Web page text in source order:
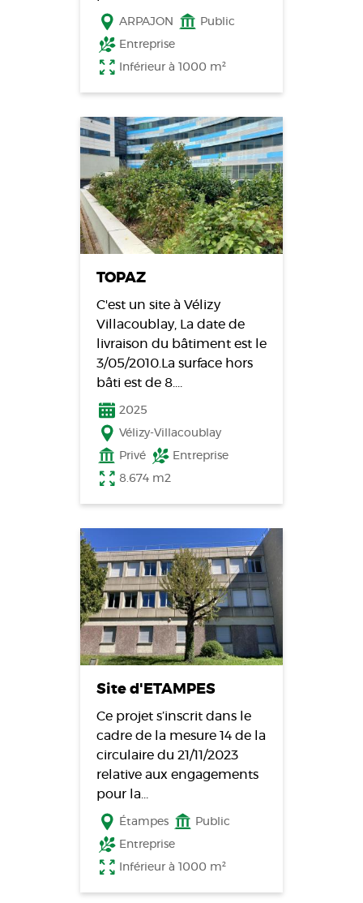
ARPAJON
Public
Entreprise
Inférieur à 1000 m²
TOPAZ
C'est un site à Vélizy
Villacoublay, La date de
livraison du bâtiment est le
3/05/2010.La surface hors
bâti est de 8.…
2025
Vélizy-Villacoublay
Privé
Entreprise
8.674 m2
Site d'ETAMPES
Ce projet s’inscrit dans le
cadre de la mesure 14 de la
circulaire du 21/11/2023
relative aux engagements
pour la…
Étampes
Public
Entreprise
Inférieur à 1000 m²